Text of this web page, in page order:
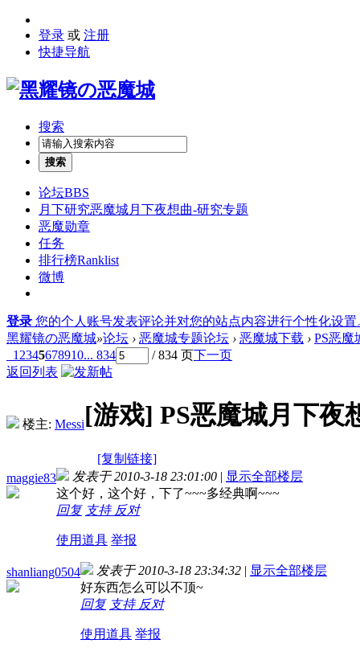
登录 或 注册
快捷导航
搜索
搜索
论坛BBS
月下研究恶魔城月下夜想曲-研究专题
恶魔勋章
任务
排行榜Ranklist
微博
登录 您的个人账号发表评论并对您的站点内容进行个性化设置
黑耀镜の恶魔城»论坛 › 恶魔城专题论坛 › 恶魔城下载 › PS恶魔
1 2345678910... 834 / 834 页下一页
返回列表
楼主: Messi[游戏] PS恶魔城月下夜
[复制链接]
maggie83
发表于 2010-3-18 23:01:00 | 显示全部楼层
这个好，这个好，下了~~~多经典啊~~~
回复 支持 反对
使用道具 举报
shanliang0504 发表于 2010-3-18 23:34:32 | 显示全部楼层
好东西怎么可以不顶~
回复 支持 反对
使用道具 举报